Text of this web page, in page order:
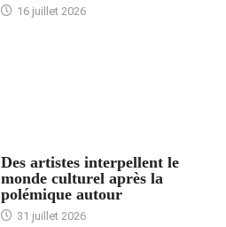
16 juillet 2026
Des artistes interpellent le
monde culturel après la
polémique autour
31 juillet 2026